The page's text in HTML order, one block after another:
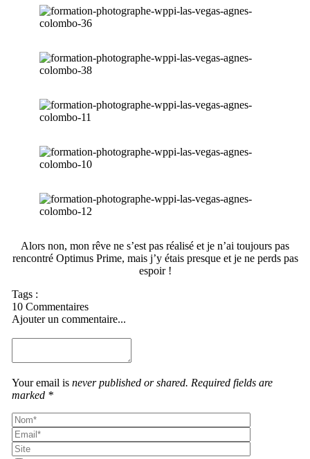
Alors non, mon rêve ne s’est pas réalisé et je n’ai toujours pas
rencontré Optimus Prime, mais j’y étais presque et je ne perds pas
espoir !
Tags :
10 Commentaires
Ajouter un commentaire...
Your email is never published or shared. Required fields are
marked *